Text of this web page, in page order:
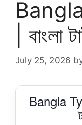
| বাংলা
July 25, 2026
Bangla